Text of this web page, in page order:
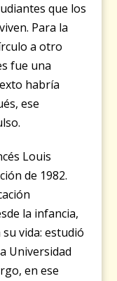
que los
Para la
a otro
fue una
habría
ese
Louis
de 1982.
la infancia,
vida: estudió
Universidad
en ese